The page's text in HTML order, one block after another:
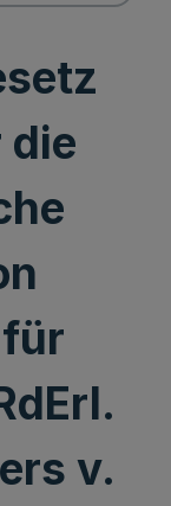
die
v.